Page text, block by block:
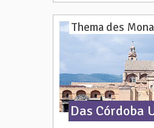
Thema des
Das Córdoba